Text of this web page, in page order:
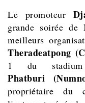
Le promoteur
grande soirée de
meilleurs
Theradeatpong
1 du
Phatburi
propriétaire du